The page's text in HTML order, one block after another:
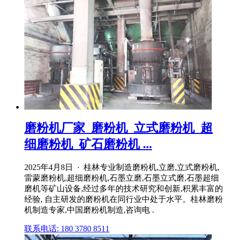
磨粉机厂家_磨粉机_立式磨粉机_超
细磨粉机_矿石磨粉机 ...
2025年4月8日 · 桂林专业制造磨粉机,立磨,立式磨粉机,
雷蒙磨粉机,超细磨粉机,石墨立磨,石墨立式磨,石墨超细
磨机等矿山设备,经过多年的技术研究和创新,积累丰富的
经验, 自主研发的磨粉机在同行业中处于水平。桂林磨粉
机制造专家,中国磨粉机制造,咨询电 .
联系电话: 180 3780 8511